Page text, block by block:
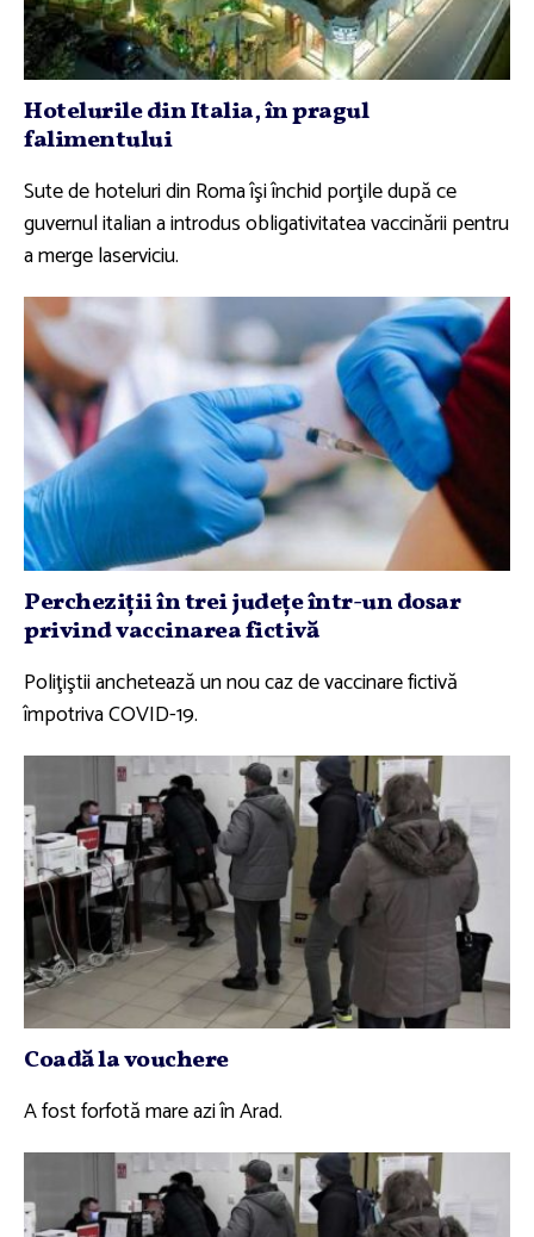
Hotelurile din Italia, în pragul
falimentului
Sute de hoteluri din Roma îşi închid porţile după ce
guvernul italian a introdus obligativitatea vaccinării pentru
a merge laserviciu.
Percheziţii în trei judeţe într-un dosar
privind vaccinarea fictivă
Poliţiştii anchetează un nou caz de vaccinare fictivă
împotriva COVID-19.
Coadă la vouchere
A fost forfotă mare azi în Arad.